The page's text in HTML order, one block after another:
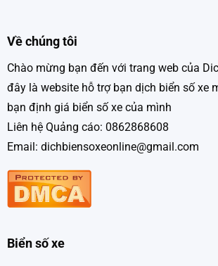
Về chúng tôi
Chào mừng bạn đến với trang web của
đây là website hỗ trợ bạn dịch biển số xe
bạn định giá biển số xe của mình
Liên hệ Quảng cáo: 0862868608
Email: dichbiensoxeonline@gmail.com
Biển số xe